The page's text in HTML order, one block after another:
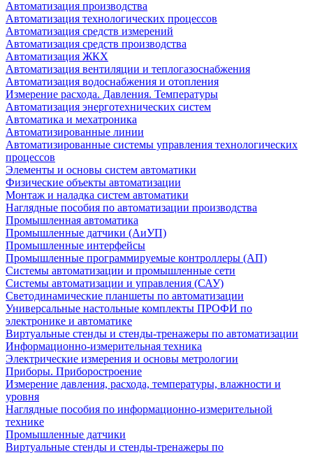
Автоматизация производства
Автоматизация технологических процессов
Автоматизация средств измерений
Автоматизация средств производства
Автоматизация ЖКХ
Автоматизация вентиляции и теплогазоснабжения
Автоматизация водоснабжения и отопления
Измерение расхода. Давления. Температуры
Автоматизация энерготехнических систем
Автоматика и мехатроника
Автоматизированные линии
Автоматизированные системы управления технологических
процессов
Элементы и основы систем автоматики
Физические объекты автоматизации
Монтаж и наладка систем автоматики
Наглядные пособия по автоматизации производства
Промышленная автоматика
Промышленные датчики (АиУП)
Промышленные интерфейсы
Промышленные программируемые контроллеры (АП)
Системы автоматизации и промышленные сети
Системы автоматизации и управления (САУ)
Светодинамические планшеты по автоматизации
Универсальные настольные комплекты ПРОФИ по
электронике и автоматике
Виртуальные стенды и стенды-тренажеры по автоматизации
Информационно-измерительная техника
Электрические измерения и основы метрологии
Приборы. Приборостроение
Измерение давления, расхода, температуры, влажности и
уровня
Наглядные пособия по информационно-измерительной
технике
Промышленные датчики
Виртуальные стенды и стенды-тренажеры по